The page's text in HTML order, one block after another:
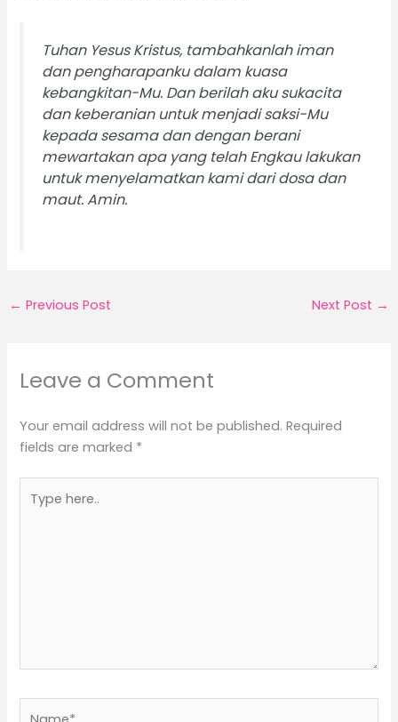
Tuhan Yesus Kristus, tambahkanlah iman
dan pengharapanku dalam kuasa
kebangkitan-Mu. Dan berilah aku sukacita
dan keberanian untuk menjadi saksi-Mu
kepada sesama dan dengan berani
mewartakan apa yang telah Engkau lakukan
untuk menyelamatkan kami dari dosa dan
maut. Amin.
← Previous Post Next Post →
Leave a Comment
Your email address will not be published. Required
fields are marked *
here..